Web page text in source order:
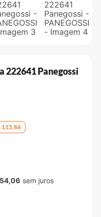
222641 Panegossi
115,86
54,06